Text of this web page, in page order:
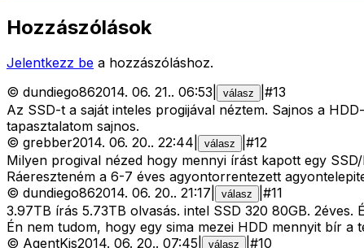
Hozzászólások
Jelentkezz be a hozzászóláshoz.
© dundiego862014. 06. 21.. 06:53 válasz #13
Az SSD-t a saját inteles progijával néztem. Sajnos a
tapasztalatom sajnos.
© grebber2014. 06. 20.. 22:44 válasz #12
Milyen progival nézed hogy mennyi írást kapott egy
Ráereszteném a 6-7 éves agyontorrentezett
© dundiego862014. 06. 20.. 21:17 válasz #11
3.97TB írás 5.73TB olvasás. intel SSD 320 80GB.
Én nem tudom, hogy egy sima mezei HDD mennyit bír a
© AgentKis2014. 06. 20.. 07:45 válasz #10